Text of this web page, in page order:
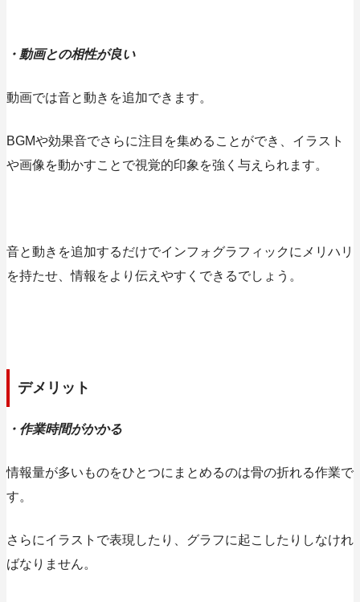
・動画との相性が良い
動画では音と動きを追加できます。
BGMや効果音でさらに注目を集めることができ、イラスト
や画像を動かすことで視覚的印象を強く与えられます。
音と動きを追加するだけでインフォグラフィックにメリハリ
を持たせ、情報をより伝えやすくできるでしょう。
デメリット
・作業時間がかかる
情報量が多いものをひとつにまとめるのは骨の折れる作業で
す。
さらにイラストで表現したり、グラフに起こしたりしなけれ
ばなりません。